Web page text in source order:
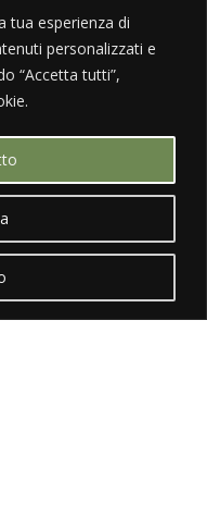
tua esperienza di
personalizzati e
“Accetta tutti”,